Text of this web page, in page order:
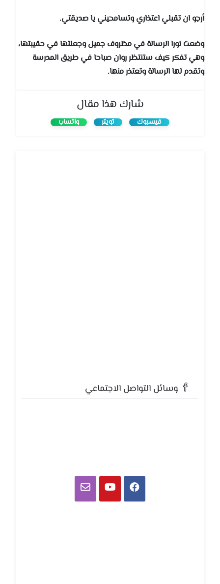
أرجو ان تقبلي اعتذاري وتسامحيني يا صديقتي.
وضعت نورا الرسالة في مظروف جميل وجعلتها في حقيبتها،
وهي تفكر كيف ستنتظر روان صباحا في طريق المدرسة
وتقدم لها الرسالة وتعتذر منها.
شارك هذا مقال
فيسبوك تويتر واتساب
وسائل التواصل الاجتماعي